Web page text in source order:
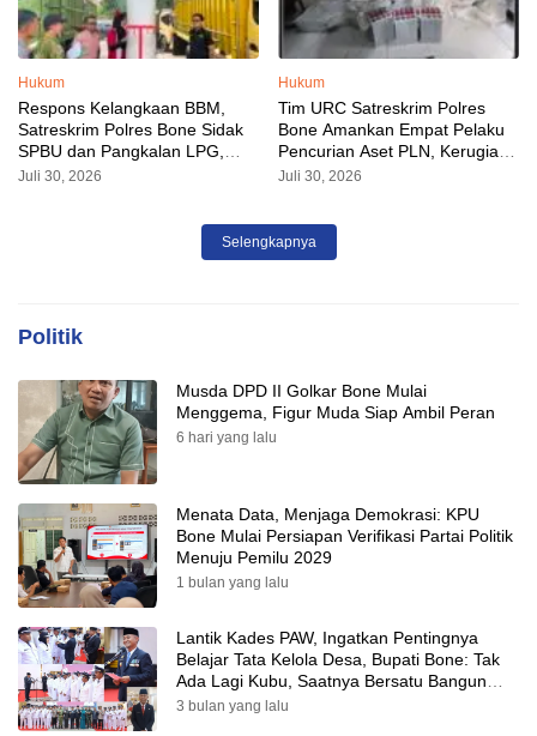
Hukum
Respons Kelangkaan BBM,
Satreskrim Polres Bone Sidak
SPBU dan Pangkalan LPG,
AKP Alvin Aji Imbau Pengelola
Juli 30, 2026
Hukum
Tim URC Satreskrim Polres
Bone Amankan Empat Pelaku
Pencurian Aset PLN, Kerugian
Ditaksir Capai Rp 3 Milyar
Juli 30, 2026
Selengkapnya
Politik
Musda DPD II Golkar Bone Mulai
Menggema, Figur Muda Siap Ambil Peran
6 hari yang lalu
Menata Data, Menjaga Demokrasi: KPU
Bone Mulai Persiapan Verifikasi Partai Politik
Menuju Pemilu 2029
1 bulan yang lalu
Lantik Kades PAW, Ingatkan Pentingnya
Belajar Tata Kelola Desa, Bupati Bone: Tak
Ada Lagi Kubu, Saatnya Bersatu Bangun
Desa
3 bulan yang lalu